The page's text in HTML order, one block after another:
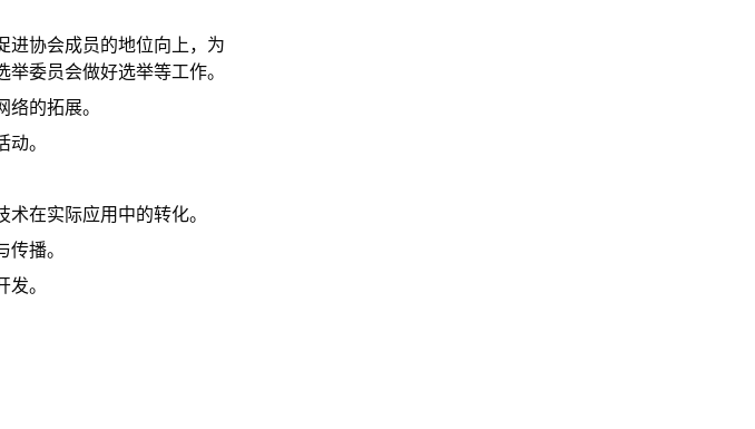
进协会成员的地位向上，为
委员会做好选举等工作。
的拓展。
。
在实际应用中的转化。
播。
。